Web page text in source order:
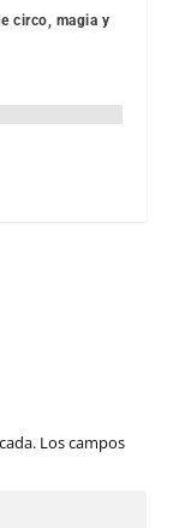
circo, magia y
Los campos